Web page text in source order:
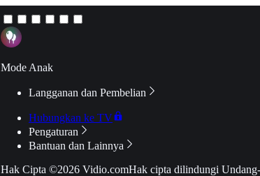
Mode Anak
Langganan dan Pembelian
Hubungkan ke TV
Pengaturan
Bantuan dan Lainnya
Hak Cipta ©2026 Vidio.comHak cipta dilindungi